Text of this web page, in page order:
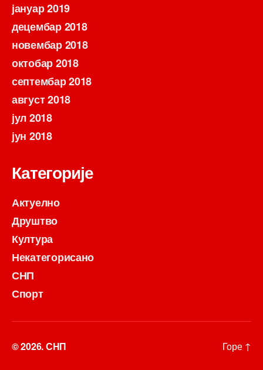
јануар 2019
децембар 2018
новембар 2018
октобар 2018
септембар 2018
август 2018
јул 2018
јун 2018
Категорије
Актуелно
Друштво
Култура
Некатегорисано
СНП
Спорт
© 2026.СНП Горе ↑